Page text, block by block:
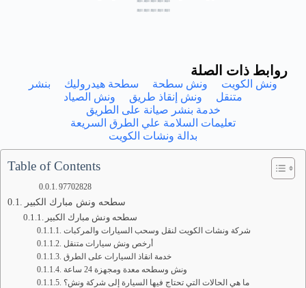
روابط ذات الصلة
ونش الكويت ونش سطحة سطحة هيدروليك
بنشر
متنقل
ونش إنقاذ طريق
ونش الصياد
خدمة بنشر صيانة على الطريق
تعليمات السلامة علي الطرق السريعة
بدالة ونشات الكويت
Table of Contents
97702828
سطحه ونش مبارك الكبير
سطحه ونش مبارك الكبير
شركة ونشات الكويت لنقل وسحب السيارات والمركبات
أرخص ونش سيارات متنقل
خدمة انقاذ السيارات على الطرق
ونش وسطحه معدة ومجهزة 24 ساعة
ما هي الحالات التي تحتاج فيها السيارة إلى شركة ونش؟